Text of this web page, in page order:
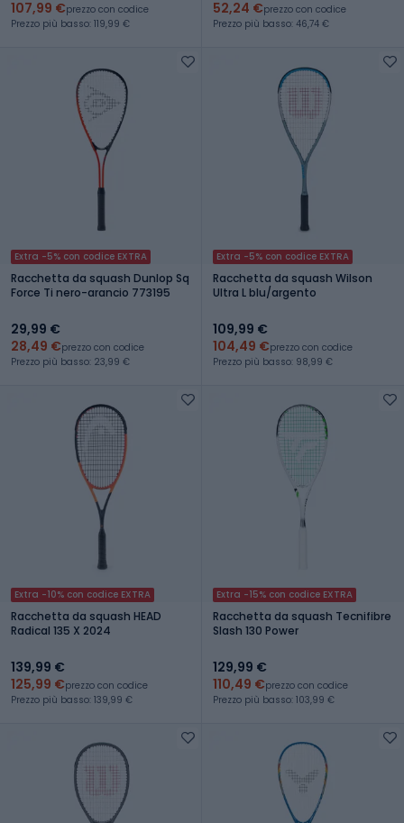
107,99 €prezzo con codice
Prezzo più basso: 119,99 €
52,24 €prezzo con codice
Prezzo più basso: 46,74 €
Extra -5% con codice EXTRA
Racchetta da squash Dunlop Sq
Force Ti nero-arancio 773195
29,99 €
28,49 €prezzo con codice
Prezzo più basso: 23,99 €
Extra -5% con codice EXTRA
Racchetta da squash Wilson
Ultra L blu/argento
109,99 €
104,49 €prezzo con codice
Prezzo più basso: 98,99 €
Extra -10% con codice EXTRA
Racchetta da squash HEAD
Radical 135 X 2024
139,99 €
125,99 €prezzo con codice
Prezzo più basso: 139,99 €
Extra -15% con codice EXTRA
Racchetta da squash Tecnifibre
Slash 130 Power
129,99 €
110,49 €prezzo con codice
Prezzo più basso: 103,99 €